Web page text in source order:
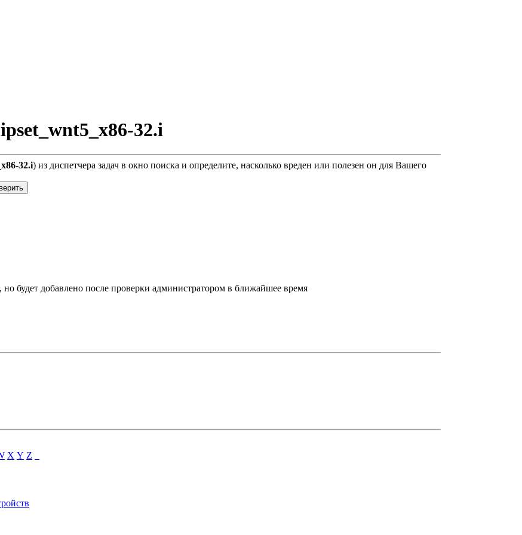
32.i
32.i) из диспетчера задач в окно поиска и определите, насколько вреден или полезен он для Вашего
будет добавлено после проверки администратором в ближайшее время
X Y Z